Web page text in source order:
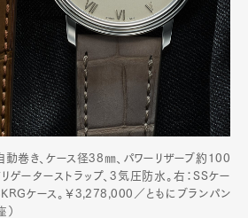
Pen Meet
Pen tw
動巻き、ケース径38㎜、パワーリザーブ約100
ゲーターストラップ、3気圧防水。右：SSケー
ケース。￥3,278,000／ともにブランパン
）